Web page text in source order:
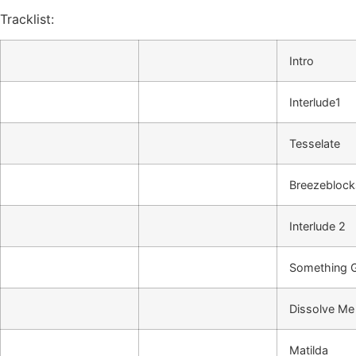
Tracklist:
Intro
Interlude1
Tesselate
Interlude 2
Something
Dissolve Me
Matilda